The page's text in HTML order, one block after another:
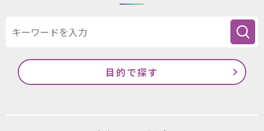
目的で探す